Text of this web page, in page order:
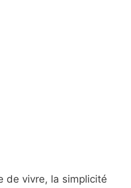
de vivre, la simplicité